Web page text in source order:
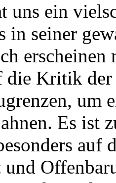
uns ein
in seiner
erscheinen
die Kritik
um
Es ist
auf